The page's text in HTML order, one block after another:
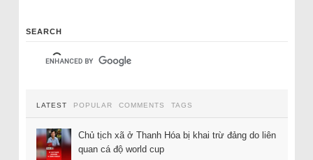
SEARCH
LATEST POPULAR COMMENTS TAGS
Chủ tịch xã ở Thanh Hóa bị khai trừ đảng do liên
quan cá độ world cup